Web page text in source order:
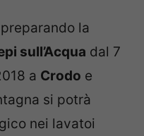
la
sull’Acqua dal 7
a Crodo e
si potrà
nei lavatoi